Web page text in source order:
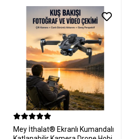
Mey İthalat® Ekranlı Kumandalı